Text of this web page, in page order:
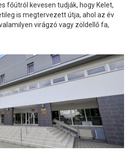
főútról kevesen tudják, hogy Kelet,
is megtervezett útja, ahol az év
virágzó vagy zöldellő fa,